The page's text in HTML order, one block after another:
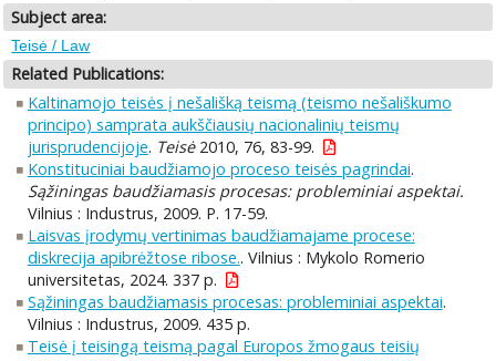
Subject area:
Teisė / Law
Related Publications:
Kaltinamojo teisės į nešališką teismą (teismo nešališkumo
principo) samprata aukščiausių nacionalinių teismų
jurisprudencijoje. Teisė2010, 76, 83-99.
Konstituciniai baudžiamojo proceso teisės pagrindai.
Sąžiningas baudžiamasis procesas: probleminiai aspektai.
Vilnius : Industrus, 2009. P. 17-59.
Laisvas įrodymų vertinimas baudžiamajame procese:
diskrecija apibrėžtose ribose.. Vilnius : Mykolo Romerio
universitetas, 2024. 337 p.
Sąžiningas baudžiamasis procesas: probleminiai aspektai.
Vilnius : Industrus, 2009. 435 p.
Teisė į teisingą teismą pagal Europos žmogaus teisių